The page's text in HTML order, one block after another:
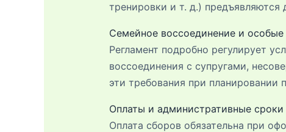
тренировки и т. д.)
Семейное воссоединение и особые
Регламент подробно регулирует
воссоединения с супругами,
эти требования при планировании
Оплаты и административные сроки
Оплата сборов обязательна при